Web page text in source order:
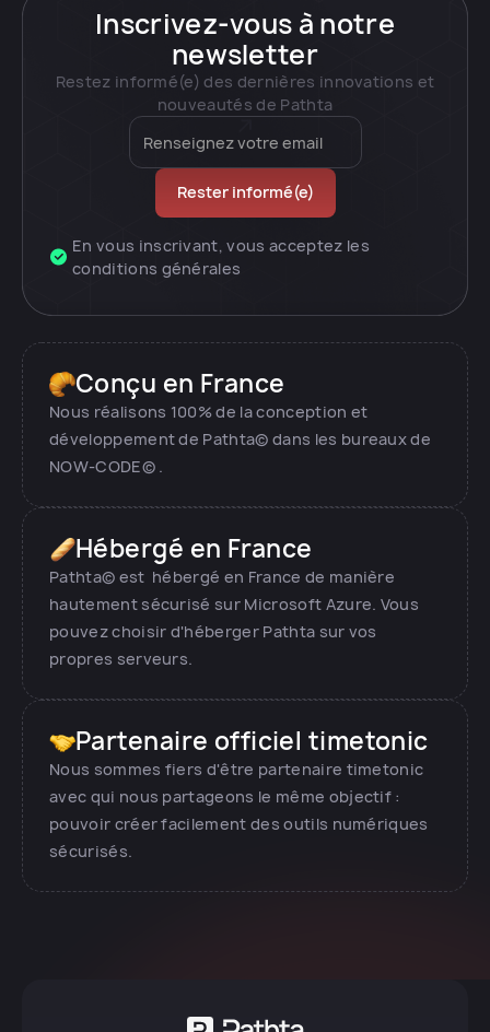
Inscrivez-vous à notre
newsletter
Restez informé(e) des dernières innovations et
nouveautés de Pathta
En vous inscrivant, vous acceptez les
conditions générales
Conçu en France
Nous réalisons 100% de la conception et
développement de Pathta© dans les bureaux de
NOW-CODE© .
Hébergé en France
Pathta© est hébergé en France de manière
hautement sécurisé sur Microsoft Azure. Vous
pouvez choisir d'héberger Pathta sur vos
propres serveurs.
Partenaire officiel timetonic
Nous sommes fiers d'être partenaire timetonic
avec qui nous partageons le même objectif :
pouvoir créer facilement des outils numériques
sécurisés.